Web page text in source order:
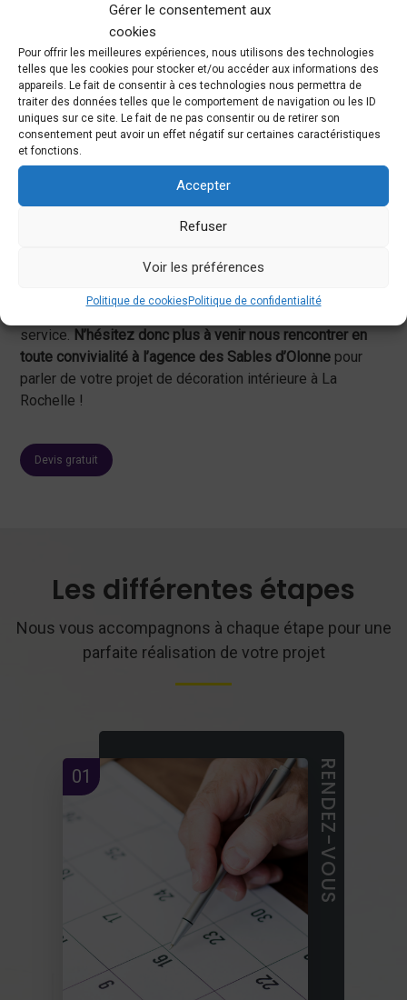
Gérer le consentement aux
cookies
Pour offrir les meilleures expériences, nous utilisons des technologies
telles que les cookies pour stocker et/ou accéder aux informations des
appareils. Le fait de consentir à ces technologies nous permettra de
traiter des données telles que le comportement de navigation ou les ID
uniques sur ce site. Le fait de ne pas consentir ou de retirer son
consentement peut avoir un effet négatif sur certaines caractéristiques
et fonctions.
Accepter
Refuser
Voir les préférences
Politique de cookiesPolitique de confidentialité
relai entre vous et les divers intervenants
à votre disposition des artisans qualifiés que nous avons
sélectionnés parmi les professionnels avec lesquels
nous avons l’habitude de travailler. Nous pouvons nous
rendre sur le chantier pour coordonner leur travail et
assurer le suivi . Nous veillons à ce que votre projet soit
bien mis en œuvre et nous contrôlons non seulement le
respect des délais, mais aussi celui des choix
esthétiques décidés (matériaux, couleurs, luminaires,
la garantie que rien ne viendra
Tendances Sudexiste depuis 1993 aux
Sables d’Olonne et met l’ensemble de son expérience, de
ses compétences techniques et artistiques à votre
service. N’hésitez donc plus à venir nous rencontrer en
toute convivialité à l’agence des Sables d’Olonne pour
parler de votre projet de décoration intérieure à La
Rochelle !
Devis gratuit
Les différentes étapes
Nous vous accompagnons à chaque étape pour une
parfaite réalisation de votre projet
RENDEZ-VOUS
01